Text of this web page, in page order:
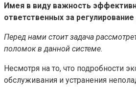
Имея в виду важность
ответственных за
Перед нами стоит задача
поломок в данной системе.
Несмотря на то, что подробности
обслуживания и устранения